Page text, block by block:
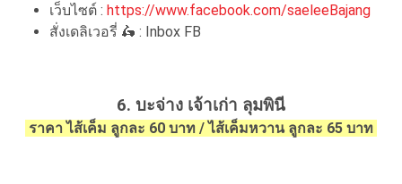
เว็บไซต์ : https://www.facebook.com/saeleeBajang
สั่งเดลิเวอรี่ 🛵 : Inbox FB
6. บะจ่าง เจ้าเก่า ลุมพินี
ราคา ไส้เค็ม ลูกละ 60 บาท / ไส้เค็มหวาน ​ลูกละ 65 บาท